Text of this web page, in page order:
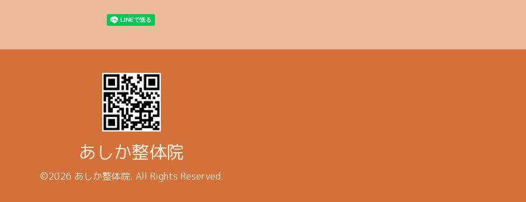
あしか整体院
©2026 あしか整体院. All Rights Reserved.